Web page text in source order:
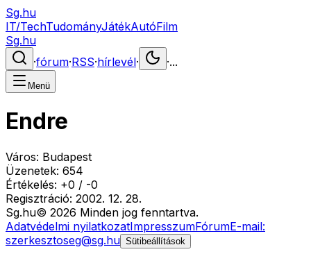
Sg.hu
IT/TechTudományJátékAutóFilm
Sg.hu
·fórum·RSS·hírlevél· ·...
Menü
Endre
Város: Budapest
Üzenetek: 654
Értékelés: +0 / -0
Regisztráció: 2002. 12. 28.
Sg.hu© 2026 Minden jog fenntartva.
Adatvédelmi nyilatkozatImpresszumFórumE-mail:
szerkesztoseg@sg.hu Sütibeállítások